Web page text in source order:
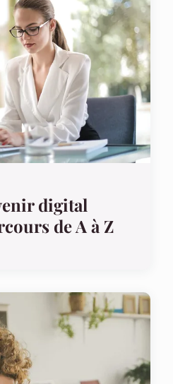
digital
de A à Z